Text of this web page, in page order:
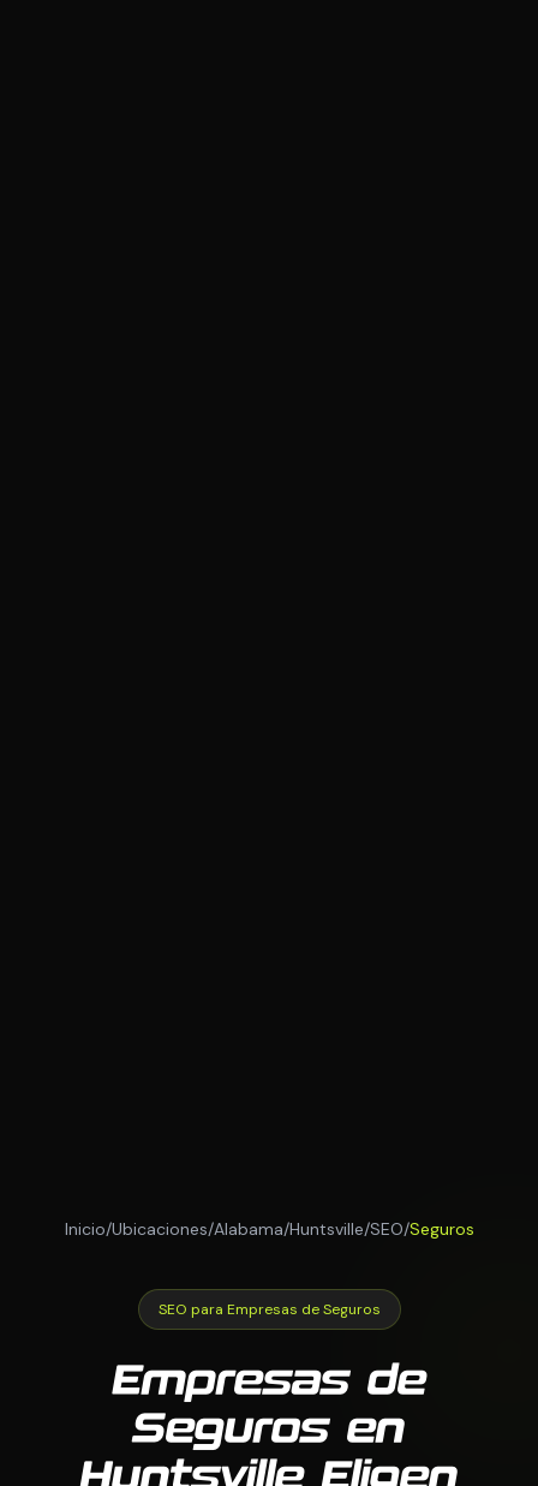
Inicio/Ubicaciones/Alabama/Huntsville/SEO/Seguros
SEO para Empresas de Seguros
Empresas de
Seguros en